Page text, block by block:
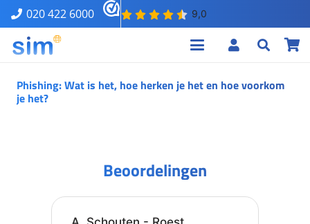
020 422 6000
Phishing: Wat is het, hoe herken je het en hoe voorkom
je het?
Beoordelingen